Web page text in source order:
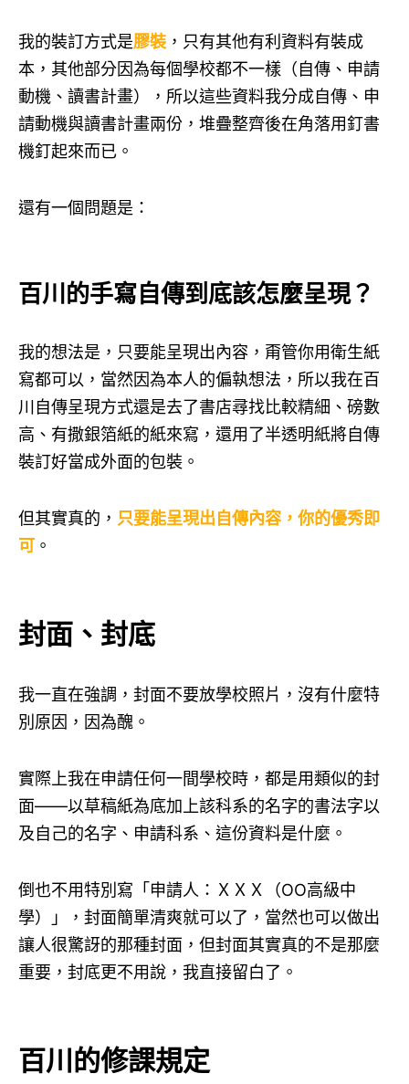
我的裝訂方式是膠裝 ，只有其他有利資料有裝成
本，其他部分因為每個學校都不一樣（自傳、申請
動機、讀書計畫），所以這些資料我分成自傳、申
請動機與讀書計畫兩份，堆疊整齊後在角落用釘書
機釘起來而已。
還有一個問題是：
百川的手寫自傳到底該怎麼呈現？
我的想法是，只要能呈現出內容，甭管你用衛生紙
寫都可以，當然因為本人的偏執想法，所以我在百
川自傳呈現方式還是去了書店尋找比較精細、磅數
高、有撒銀箔紙的紙來寫，還用了半透明紙將自傳
裝訂好當成外面的包裝。
但其實真的， 只要能呈現出自傳內容，你的優秀即
可 。
封面、封底
我一直在強調，封面不要放學校照片，沒有什麼特
別原因，因為醜。
實際上我在申請任何一間學校時，都是用類似的封
面——以草稿紙為底加上該科系的名字的書法字以
及自己的名字、申請科系、這份資料是什麼。
倒也不用特別寫「申請人：ＸＸＸ（OO高級中
學）」，封面簡單清爽就可以了，當然也可以做出
讓人很驚訝的那種封面，但封面其實真的不是那麼
重要，封底更不用說，我直接留白了。
百川的修課規定